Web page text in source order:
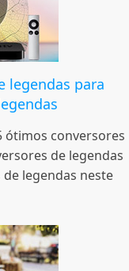
legendas para
ótimos conversores
de legendas
legendas neste